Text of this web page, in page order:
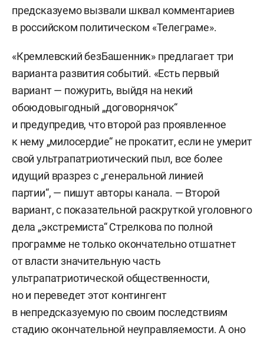
предсказуемо вызвали шквал комментариев
в российском политическом «Телеграме».
«Кремлевский безБашенник» предлагает три
варианта развития событий. «Есть первый
вариант — пожурить, выйдя на некий
обоюдовыгодный „договорнячок“
и предупредив, что второй раз проявленное
к нему „милосердие“ не прокатит, если не умерит
свой ультрапатриотический пыл, все более
идущий вразрез с „генеральной линией
партии“, — пишут авторы канала. — Второй
вариант, с показательной раскруткой уголовного
дела „экстремиста“ Стрелкова по полной
программе не только окончательно отшатнет
от власти значительную часть
ультрапатриотической общественности,
но и переведет этот контингент
в непредсказуемую по своим последствиям
стадию окончательной неуправляемости. А оно